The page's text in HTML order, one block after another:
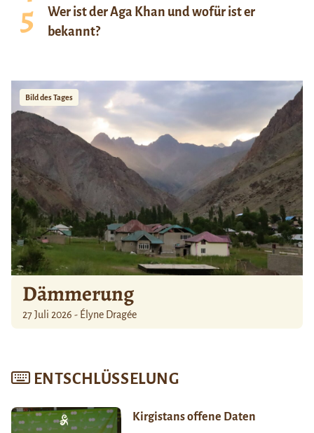
Wer ist der Aga Khan und wofür ist er
bekannt?
Bild des Tages
Dämmerung
27 Juli 2026 - Élyne Dragée
ENTSCHLÜSSELUNG
Kirgistans offene Daten